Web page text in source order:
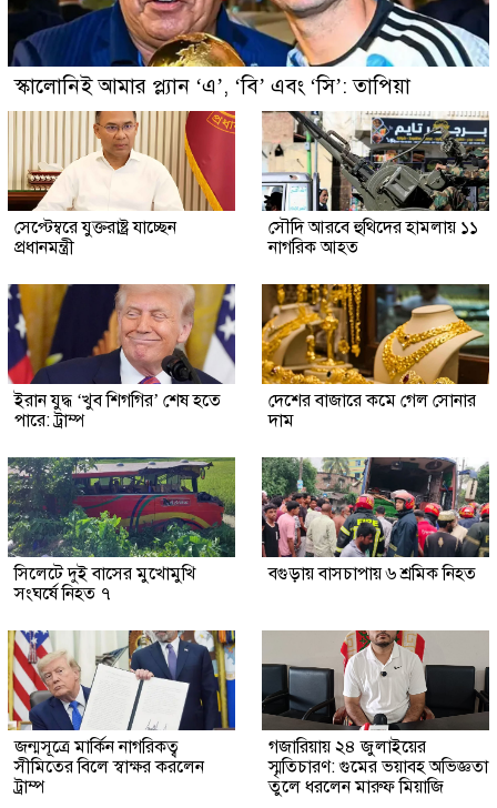
স্কালোনিই আমার প্ল্যান ‘এ’, ‘বি’ এবং ‘সি’: তাপিয়া
সেপ্টেম্বরে যুক্তরাষ্ট্র যাচ্ছেন
প্রধানমন্ত্রী
সৌদি আরবে হুথিদের হামলায় ১১
নাগরিক আহত
ইরান যুদ্ধ ‘খুব শিগগির’ শেষ হতে
পারে: ট্রাম্প
দেশের বাজারে কমে গেল সোনার
দাম
সিলেটে দুই বাসের মুখোমুখি
সংঘর্ষে নিহত ৭
বগুড়ায় বাসচাপায় ৬ শ্রমিক নিহত
জন্মসূত্রে মার্কিন নাগরিকত্ব
সীমিতের বিলে স্বাক্ষর করলেন
ট্রাম্প
গজারিয়ায় ২৪ জুলাইয়ের
স্মৃতিচারণ: গুমের ভয়াবহ অভিজ্ঞতা
তুলে ধরলেন মারুফ মিয়াজি